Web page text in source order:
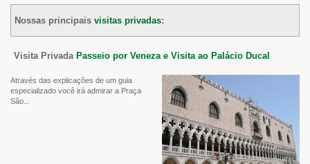
Nossas principais visitas privadas:
Visita Privada Passeio por Veneza e Visita ao Palácio Ducal
Através das explicações de um guia
especializado você irá admirar a Praça
São...